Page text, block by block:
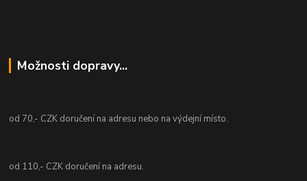
Možnosti dopravy...
od 70,- CZK doručení na adresu nebo na výdejní místo.
od 110,- CZK doručení na adresu.